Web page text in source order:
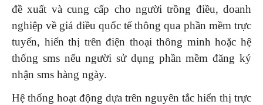
đề xuất và cung cấp cho người trồng điều, doanh
nghiệp về giá điều quốc tế thông qua phần mềm trực
tuyến, hiển thị trên điện thoại thông minh hoặc hệ
thống sms nếu người sử dụng phần mềm đăng ký
nhận sms hàng ngày.
Hệ thống hoạt động dựa trên nguyên tắc hiển thị trực